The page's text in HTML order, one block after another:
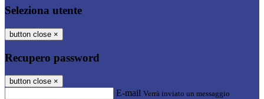
Seleziona utente
button close ×
Recupero password
button close ×
E-mail Verrà inviato un messaggio